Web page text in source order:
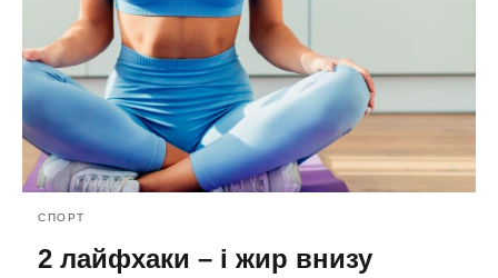
СПОРТ
2 лайфхаки – і жир внизу